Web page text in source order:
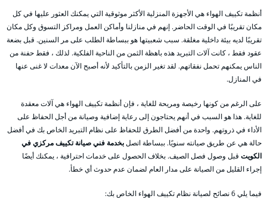
أنظمة تكييف الهواء هي الأجهزة المنزلية الأكثر موثوقية التي يمكنك العثور عليها في كل
مكان تقريبًا في الوقت الحاضر. إنهم في منازلنا وأماكن العمل ومراكز التسوق وكل مكان
تقريبًا لديه بيئة داخلية مغلقة. سبب شعبيتها هو ببساطة الطلب على مر السنين. قبل بضعة
عقود فقط ، كانت آلات التبريد هذه باهظة الثمن من الناحية الفلكية. لذلك ، فقط حفنة من
الناس يمكنهم تحمل نفقاتهم. لقد تغير الزمن بالتأكيد لأنه أصبح الآن معدات لا غنى عنها
في المنازل.
على الرغم من كونها رخيصة ومريحة للغاية ، فإن أنظمة تكييف الهواء هي آلات معقدة
للغاية. هذا هو السبب في أنهم يحتاجون إلى رعاية إضافية وصيانة من أجل الحفاظ على
الأداء في ذروتهم. واحدة من أفضل الطرق للحفاظ على نظام التبريد الخاص بك في أفضل
حالة هي عن طريق صيانته سنويًا. ببساطة اتصلبخدمة فني صيانة تكييف مركزي في
الكويت قبل وصول فصل الصيف. بخلاف الحصول على خدمات احترافية ، يمكنك أيضًا
إجراء القليل من الصيانة على مدار العام لضمان عدم حدوث أي خطأ.
فيما يلي 6 نصائح لصيانة نظام تكييف الهواء الخاص بك: